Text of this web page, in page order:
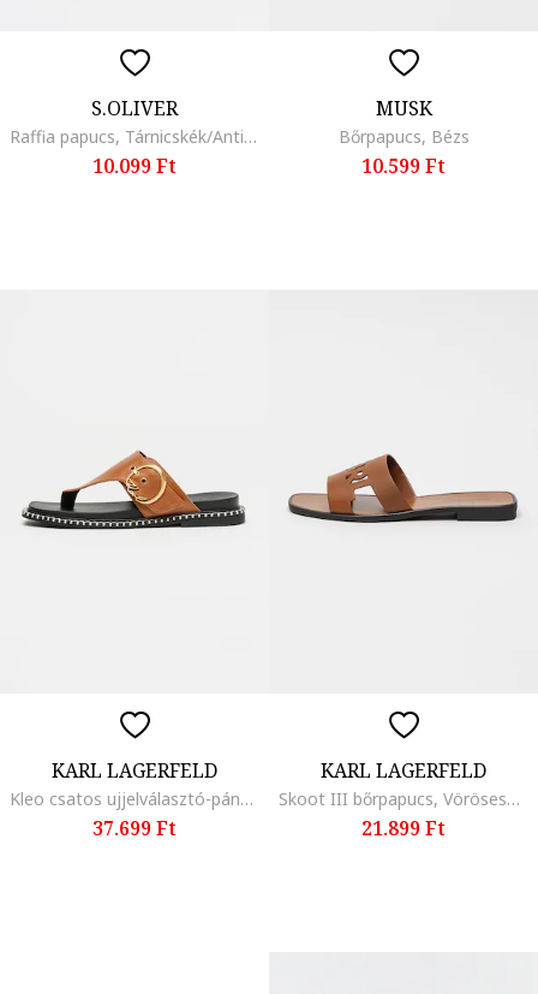
S.OLIVER
Raffia papucs, Tárnicskék/Antik bézs
10.099 Ft
MUSK
Bőrpapucs, Bézs
10.599 Ft
KARL LAGERFELD
Kleo csatos ujjelválasztó-pántos bőrpapucs, Karamellbarna
37.699 Ft
KARL LAGERFELD
Skoot III bőrpapucs, Vörösesbarna
21.899 Ft